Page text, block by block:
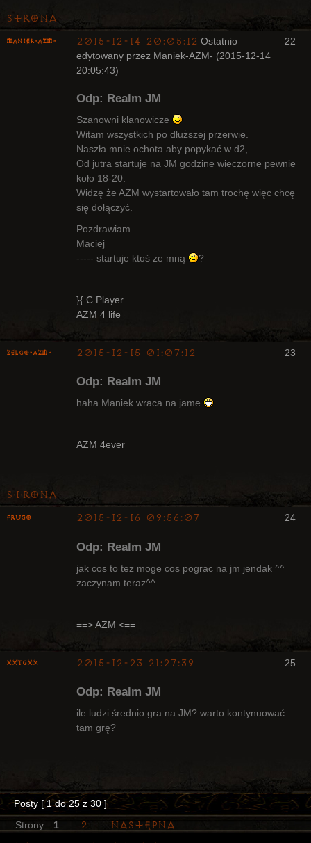
Strona
22
Maniek-AZM- 2015-12-14 20:05:12 Ostatnio
edytowany przez Maniek-AZM- (2015-12-14
20:05:43)
Odp: Realm JM
Szanowni klanowicze
Witam wszystkich po dłuższej przerwie.
Naszła mnie ochota aby popykać w d2,
Od jutra startuje na JM godzine wieczorne pewnie
koło 18-20.
Widzę że AZM wystartowało tam trochę więc chcę
się dołączyć.
Pozdrawiam
Maciej
----- startuje ktoś ze mną
?
}{ C Player
AZM 4 life
23
ZelgO-AZM- 2015-12-15 01:07:12
Odp: Realm JM
haha Maniek wraca na jame
AZM 4ever
Strona
24
Frugo 2015-12-16 09:56:07
Odp: Realm JM
jak cos to tez moge cos pograc na jm jendak ^^
zaczynam teraz^^
==> AZM <==
25
XxTGxX 2015-12-23 21:27:39
Odp: Realm JM
ile ludzi średnio gra na JM? warto kontynuować
tam grę?
Posty [ 1 do 25 z 30 ]
Strony
1 2
Następna